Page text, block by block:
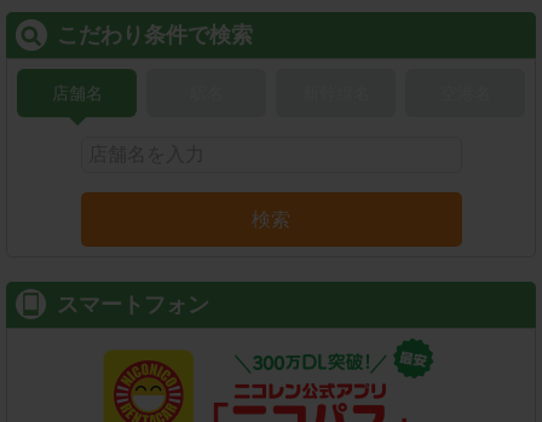
こだわり条件で検索
店舗名
検索
スマートフォン